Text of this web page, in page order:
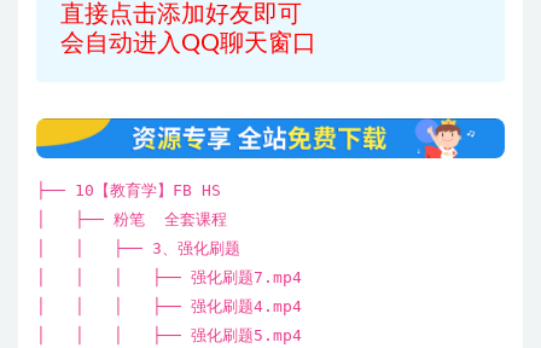
直接点击添加好友即可
会自动进入QQ聊天窗口
├── 10【教育学】FB HS
│ ├── 粉笔 全套课程
│ │ ├── 3、强化刷题
│ │ │ ├── 强化刷题7.mp4
│ │ │ ├── 强化刷题4.mp4
│ │ │ ├── 强化刷题5.mp4